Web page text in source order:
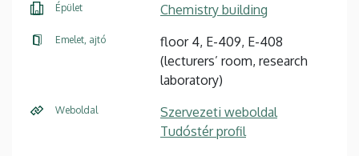
Épület Chemistry building
Emelet, ajtó
floor 4, E-409, E-408
(lecturers’ room, research
laboratory)
Weboldal
Szervezeti weboldal
Tudóstér profil